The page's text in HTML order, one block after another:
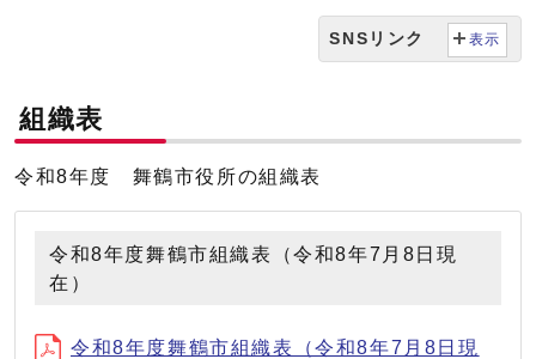
SNSリンク 表示
組織表
令和8年度 舞鶴市役所の組織表
令和8年度舞鶴市組織表（令和8年7月8日現
在）
令和8年度舞鶴市組織表（令和8年7月8日現